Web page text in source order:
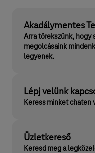
Akadálymentes
Arra törekszünk, hogy
megoldásaink
legyenek.
Lépj velünk
Keress minket chaten
Üzletkereső
Keresd meg a